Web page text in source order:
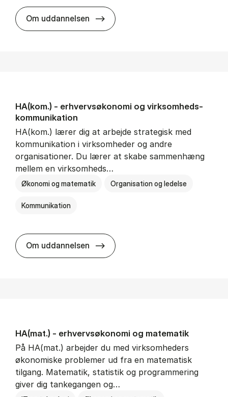
Om uddannelsen HA(jur.) - erhvervs­økonomi og
HA(kom.) - erhvervs­økonomi og virksomheds­
kommunikation
HA(kom.) lærer dig at arbejde strategisk med
kommunikation i virksomheder og andre
organisationer. Du lærer at skabe sammenhæng
mellem en virksomheds…
Økonomi og matematik Organisation og ledelse
Kommunikation
Om uddannelsen HA(kom.) - erhvervs­økonomi
HA(mat.) - erhvervs­økonomi og ma­te­ma­tik
På HA(mat.) arbejder du med virksomheders
økonomiske problemer ud fra en matematisk
tilgang. Matematik, statistik og programmering
giver dig tankegangen og…